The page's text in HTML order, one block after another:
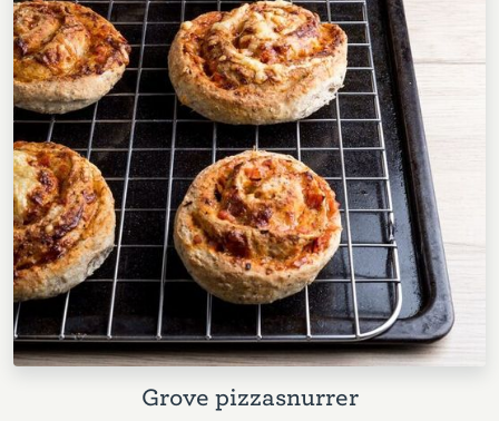
Grove pizzasnurrer